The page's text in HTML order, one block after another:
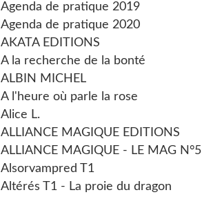
Agenda de pratique 2019
Agenda de pratique 2020
AKATA EDITIONS
A la recherche de la bonté
ALBIN MICHEL
A l'heure où parle la rose
Alice L.
ALLIANCE MAGIQUE EDITIONS
ALLIANCE MAGIQUE - LE MAG N°5
Alsorvampred T1
Altérés T1 - La proie du dragon